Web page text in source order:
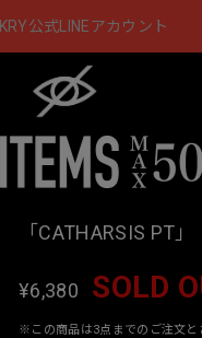
KRY公式LINEアカウント
「CATHARSIS PT」
¥6,380 SOLD
※この商品は3点までのご注文と